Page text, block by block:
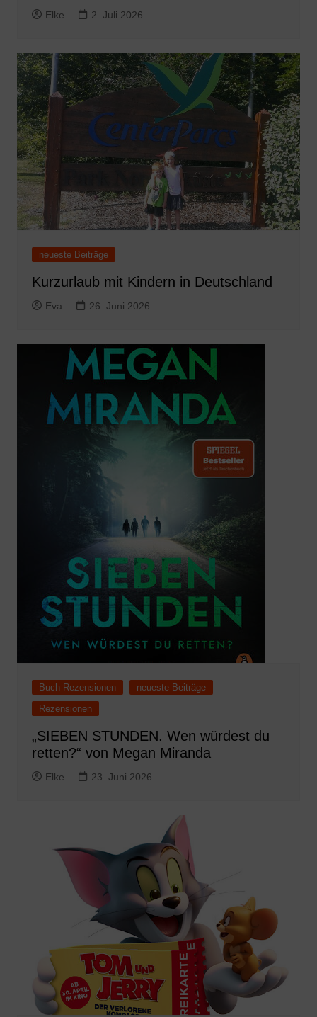
Elke 2. Juli 2026
neueste Beiträge
Kurzurlaub mit Kindern in Deutschland
Eva 26. Juni 2026
Buch Rezensionen
neueste Beiträge
Rezensionen
„SIEBEN STUNDEN. Wen würdest du
retten?“ von Megan Miranda
Elke 23. Juni 2026